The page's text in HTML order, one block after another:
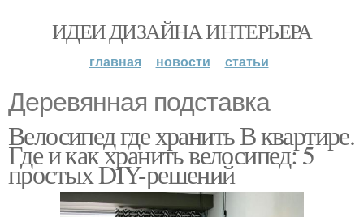
ИДЕИ ДИЗАЙНА ИНТЕРЬЕРА
главная новости статьи
Деревянная подставка
Велосипед где хранить В квартире.
Где и как хранить велосипед: 5
простых DIY-решений